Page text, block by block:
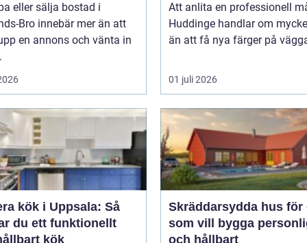
eller sälja bostad i
Bro innebär mer än att
en annons och vänta in
Att anlita en professionell
Huddinge handlar om
än att få nya färger på
01 juli 2026
kök i Uppsala: Så
du ett funktionellt
kök
Skräddarsydda hus för
som vill bygga
och hållbart